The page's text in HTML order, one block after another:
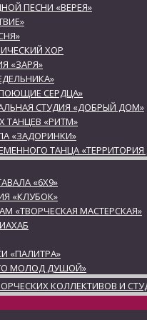
ПЕСНИ «ВЕРЕЯ»
ХОР
«ЗАРЯ»
СЕРДЦА»
СТУДИЯ «ДОБРЫЙ ДОМ»
ТАНЦЕВ «РИТМ»
«ЗАДОРИНКИ»
ТАНЦА
«6Х9»
«КЛУБОК»
«ТВОРЧЕСКАЯ МАСТЕРСКАЯ»
«ПАЛИТРА»
МОЛОД ДУШОЙ»
КОЛЛЕКТИВОВ И